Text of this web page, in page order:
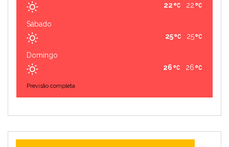
22
22
Sábado
25
25
Domingo
26
26
Previsão completa